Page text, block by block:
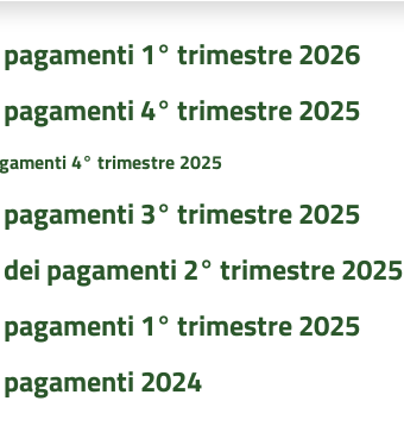
1° trimestre 2026
4° trimestre 2025
4° trimestre 2025
3° trimestre 2025
pagamenti 2° trimestre 2025
1° trimestre 2025
2024